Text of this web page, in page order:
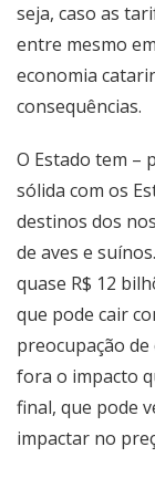
seja, caso as
entre mesmo
economia
consequências.
O Estado tem –
sólida com os
destinos dos
de aves e
quase R$ 12
que pode cair
preocupação
fora o impacto
final, que pode
impactar no